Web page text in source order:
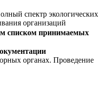
спектр экологических
организаций
списком принимаемых
органах. Проведение